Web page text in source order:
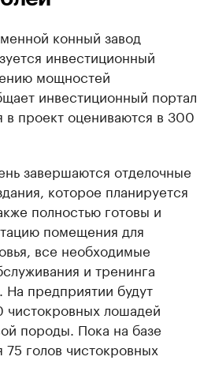
конный завод
инвестиционный
мощностей
инвестиционный портал
в проект оцениваются в 300
завершаются отделочные
которое планируется
полностью готовы и
помещения для
все необходимые
и тренинга
предприятии будут
чистокровных лошадей
породы. Пока на базе
голов чистокровных